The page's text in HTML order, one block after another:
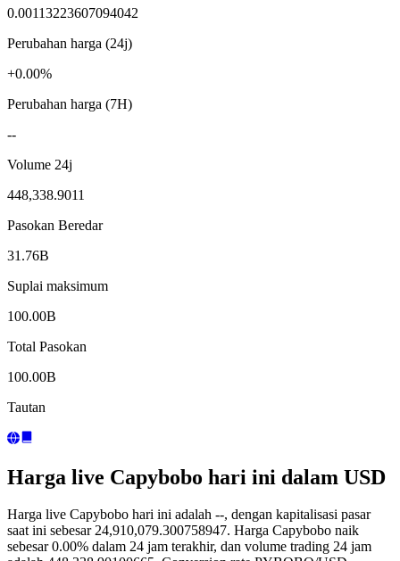
0.00113223607094042
Perubahan harga (24j)
+0.00%
Perubahan harga (7H)
--
Volume 24j
448,338.9011
Pasokan Beredar
31.76B
Suplai maksimum
100.00B
Total Pasokan
100.00B
Tautan
Harga live Capybobo hari ini dalam USD
Harga live Capybobo hari ini adalah --, dengan kapitalisasi pasar
saat ini sebesar 24,910,079.300758947. Harga Capybobo naik
sebesar 0.00% dalam 24 jam terakhir, dan volume trading 24 jam